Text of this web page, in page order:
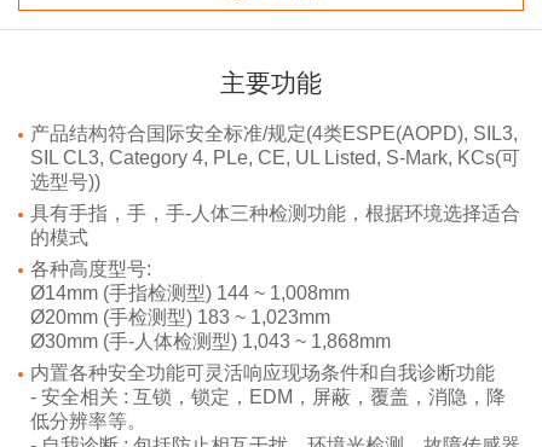
主要功能
产品结构符合国际安全标准/规定(4类ESPE(AOPD), SIL3,
SIL CL3, Category 4, PLe, CE, UL Listed, S-Mark, KCs(可
选型号))
具有手指，手，手-人体三种检测功能，根据环境选择适合
的模式
各种高度型号:
Ø14mm (手指检测型) 144 ~ 1,008mm
Ø20mm (手检测型) 183 ~ 1,023mm
Ø30mm (手-人体检测型) 1,043 ~ 1,868mm
内置各种安全功能可灵活响应现场条件和自我诊断功能
- 安全相关 : 互锁，锁定，EDM，屏蔽，覆盖，消隐，降
低分辨率等。